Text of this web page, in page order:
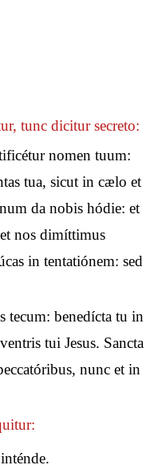
tunc dicitur secreto:
nomen tuum:
tua, sicut in cælo et
da nobis hódie: et
nos dimíttimus
in tentatiónem: sed
tecum: benedícta tu in
tui Jesus. Sancta
nunc et in